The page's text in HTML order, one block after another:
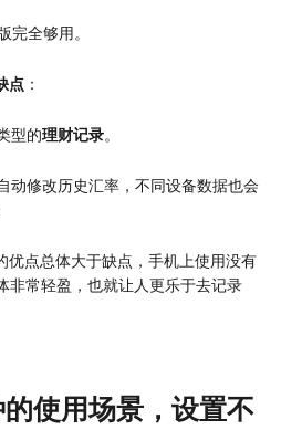
完全够用。
点 ：
型的理财记录。
动修改历史汇率，不同设备数据也会
优点总体大于缺点，手机上使用没有
非常轻盈，也就让人更乐于去记录
使用场景，设置不